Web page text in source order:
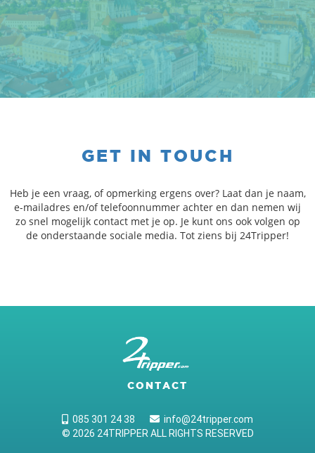
GET IN TOUCH
Heb je een vraag, of opmerking ergens over? Laat dan je naam,
e-mailadres en/of telefoonnummer achter en dan nemen wij
zo snel mogelijk contact met je op. Je kunt ons ook volgen op
de onderstaande sociale media. Tot ziens bij 24Tripper!
CONTACT
085 301 24 38
info@24tripper.com
© 2026 24TRIPPER ALL RIGHTS RESERVED